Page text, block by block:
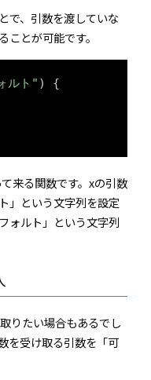
で、引数を渡していな
とが可能です。
ルト" ) {
来る関数です。xの引数
」という文字列を設定
ォルト」という文字列
りたい場合もあるでし
を受け取る引数を「可